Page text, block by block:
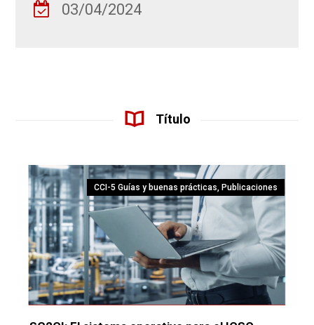
03/04/2024
Título
CCI-5 Guías y buenas prácticas, Publicaciones